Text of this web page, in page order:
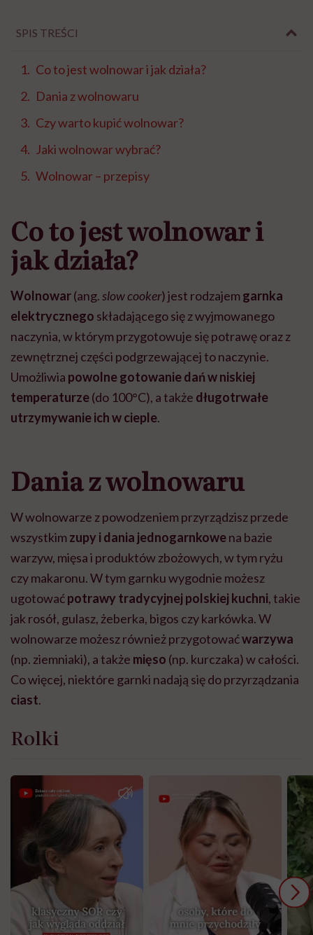
SPIS TREŚCI
Co to jest wolnowar i jak działa?
Dania z wolnowaru
Czy warto kupić wolnowar?
Jaki wolnowar wybrać?
Wolnowar – przepisy
Co to jest wolnowar i
jak działa?
Wolnowar(ang.slow cooker) jest rodzajemgarnka
elektrycznego składającego się z wyjmowanego
naczynia, w którym przygotowuje się potrawę oraz z
zewnętrznej części podgrzewającej to naczynie.
Umożliwia powolne gotowanie dań w niskiej
temperaturze(do 100°C), a także długotrwałe
utrzymywanie ich w cieple.
Dania z wolnowaru
W wolnowarze z powodzeniem przyrządzisz przede
wszystkimzupy i dania jednogarnkowena bazie
warzyw, mięsa i produktów zbożowych, w tym ryżu
czy makaronu. W tym garnku wygodnie możesz
ugotowaćpotrawy tradycyjnej polskiej kuchni, takie
jak rosół, gulasz, żeberka, bigos czy karkówka. W
wolnowarze możesz również przygotowaćwarzywa
(np. ziemniaki), a także mięso (np. kurczaka) w całości.
Co więcej, niektóre garnki nadają się do przyrządzania
ciast.
Rolki